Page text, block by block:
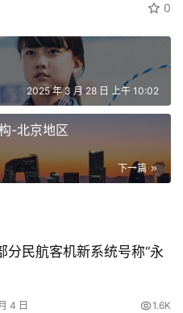
0
2025 年 3 月 28 日 上午 10:02
-北京地区
下一篇
分民航客机新系统号称“永
4 日 1.6K